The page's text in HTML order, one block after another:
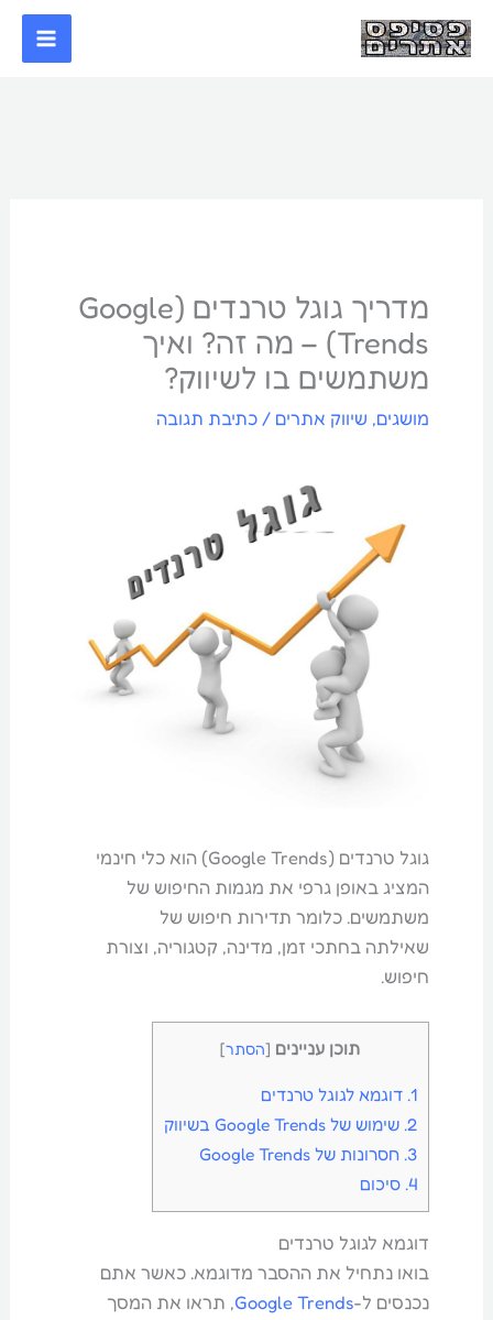
לתוכן
מדריך גוגל טרנדים (Google
Trends) – מה זה? ואיך
משתמשים בו לשיווק?
מושגים, שיווק אתרים /כתיבת תגובה
גוגל טרנדים (Google Trends) הוא כלי חינמי
המציג באופן גרפי את מגמות החיפוש של
משתמשים. כלומר תדירות חיפוש של
שאילתה בחתכי זמן, מדינה, קטגוריה, וצורת
חיפוש.
תוכן עניינים [הסתר]
1. דוגמא לגוגל טרנדים
2. שימוש של Google Trends בשיווק
3. חסרונות של Google Trends
4. סיכום
דוגמא לגוגל טרנדים
בואו נתחיל את ההסבר מדוגמא. כאשר אתם
נכנסים ל-Google Trends, תראו את המסך